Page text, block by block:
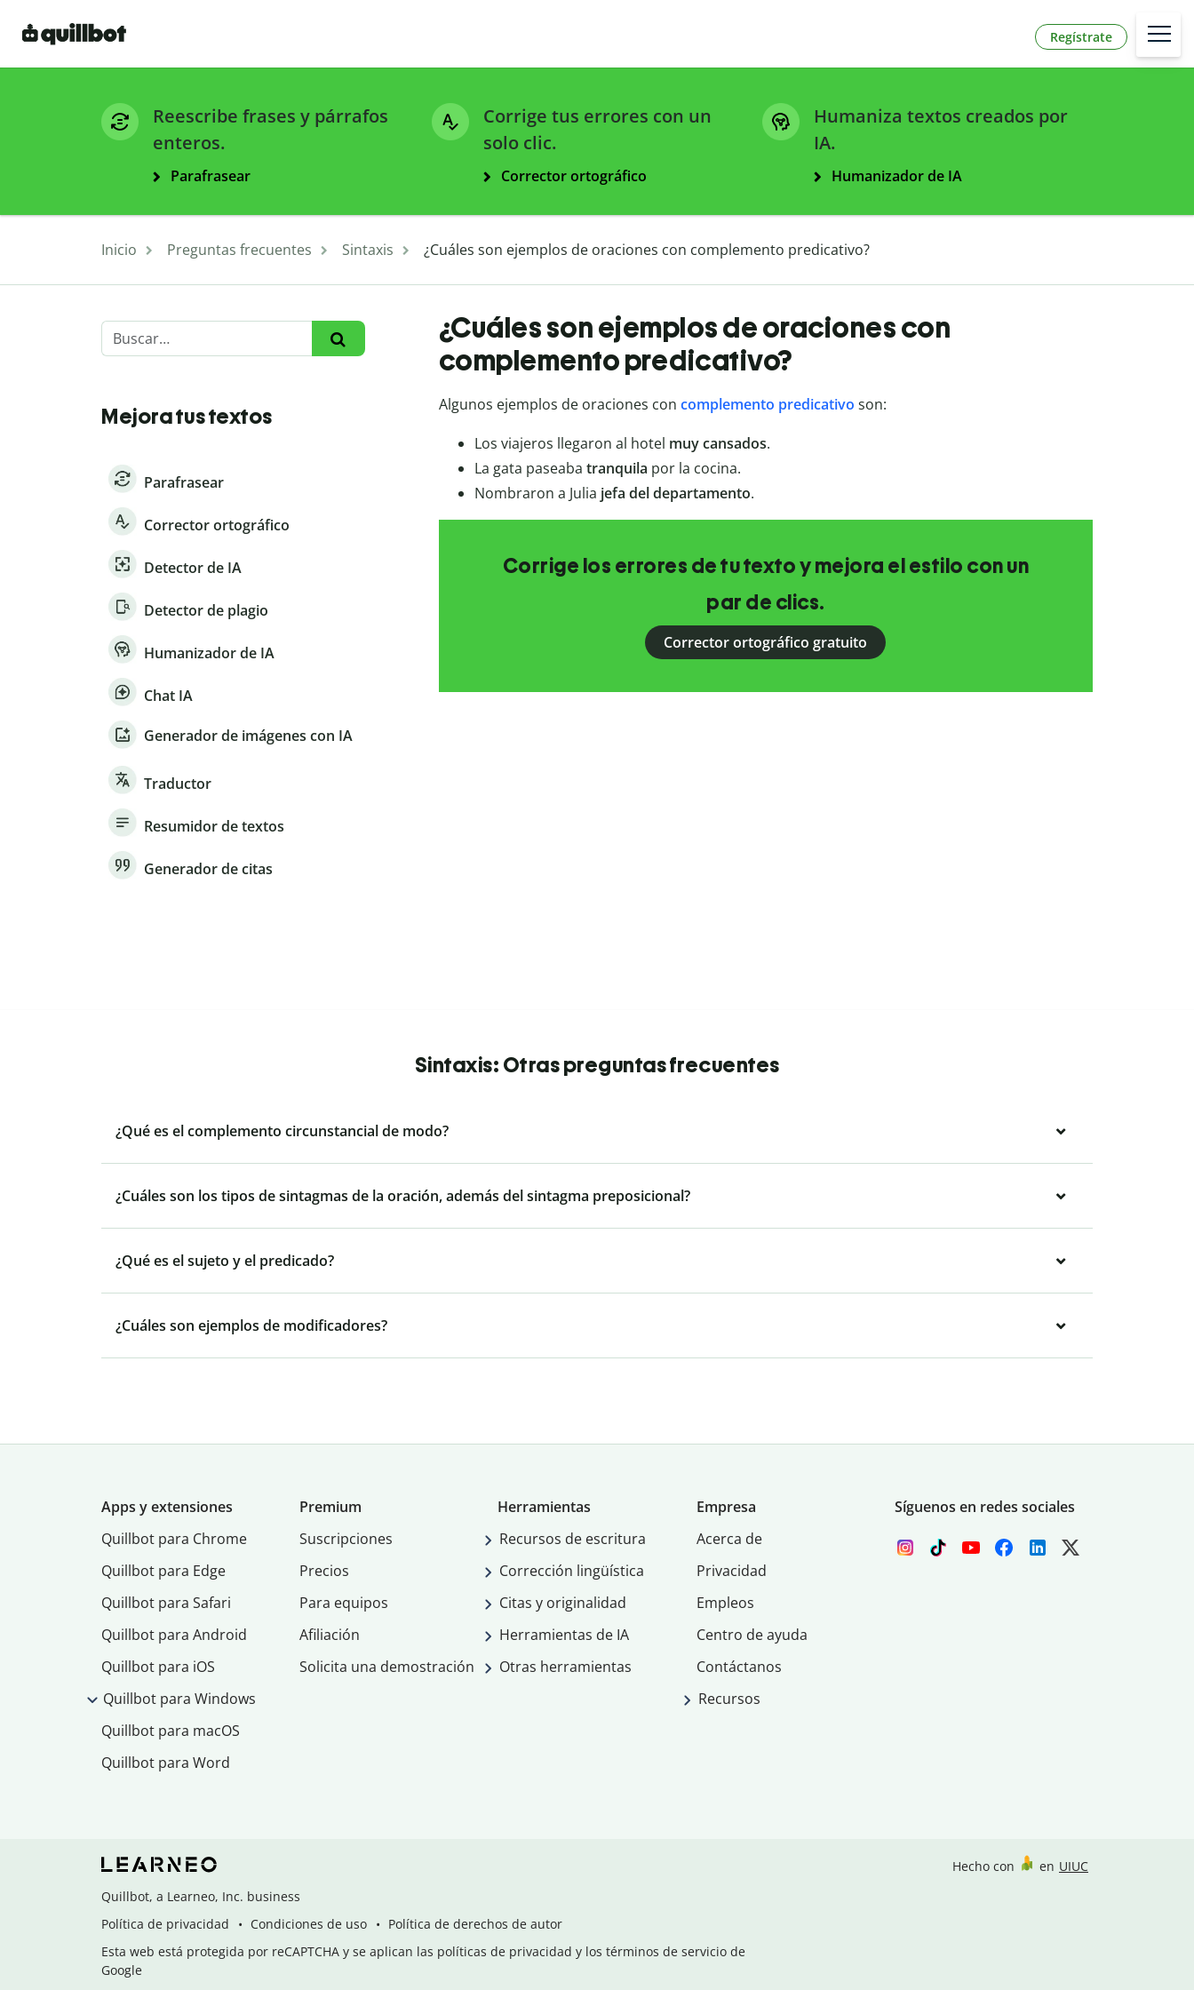
Regístrate
Reescribe frases y párrafos
enteros.
Parafrasear
Corrige tus errores con un
solo clic.
Corrector ortográfico
Humaniza textos creados por
IA.
Humanizador de IA
Inicio Preguntas frecuentes Sintaxis ¿Cuáles son ejemplos de oraciones con complemento predicativo?
Mejora tus textos
Parafrasear
Corrector ortográfico
Detector de IA
Detector de plagio
Humanizador de IA
Chat IA
Generador de imágenes con IA
Traductor
Resumidor de textos
Generador de citas
¿Cuáles son ejemplos de oraciones con
complemento predicativo?
Algunos ejemplos de oraciones con complemento predicativo son:
Los viajeros llegaron al hotel muy cansados.
La gata paseaba tranquila por la cocina.
Nombraron a Julia jefa del departamento.
Corrige los errores de tu texto y mejora el estilo con un
par de clics.
Corrector ortográfico gratuito
Sintaxis: Otras preguntas frecuentes
¿Qué es el complemento circunstancial de modo?
¿Cuáles son los tipos de sintagmas de la oración, además del sintagma preposicional?
¿Qué es el sujeto y el predicado?
¿Cuáles son ejemplos de modificadores?
Apps y extensiones
Quillbot para Chrome
Quillbot para Edge
Quillbot para Safari
Quillbot para Android
Quillbot para iOS
Quillbot para Windows
Quillbot para macOS
Quillbot para Word
Premium
Suscripciones
Precios
Para equipos
Afiliación
Solicita una demostración
Herramientas
Recursos de escritura
Corrección lingüística
Citas y originalidad
Herramientas de IA
Otras herramientas
Empresa
Acerca de
Privacidad
Empleos
Centro de ayuda
Contáctanos
Recursos
Síguenos en redes sociales
Quillbot, a Learneo, Inc. business
Política de privacidad
Condiciones de uso
Política de derechos de autor
Esta web está protegida por reCAPTCHA y se aplican las políticas de privacidad y los términos de servicio de
Google
Hecho con en UIUC